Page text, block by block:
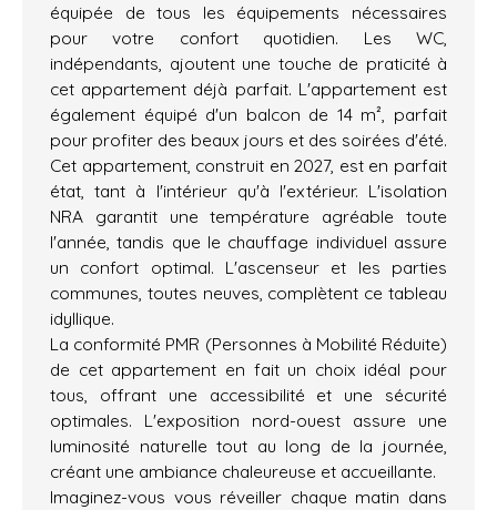
équipée de tous les équipements nécessaires
pour votre confort quotidien. Les WC,
indépendants, ajoutent une touche de praticité à
cet appartement déjà parfait. L'appartement est
également équipé d'un balcon de 14 m², parfait
pour profiter des beaux jours et des soirées d'été.
Cet appartement, construit en 2027, est en parfait
état, tant à l'intérieur qu'à l'extérieur. L'isolation
NRA garantit une température agréable toute
l'année, tandis que le chauffage individuel assure
un confort optimal. L'ascenseur et les parties
communes, toutes neuves, complètent ce tableau
idyllique.
La conformité PMR (Personnes à Mobilité Réduite)
de cet appartement en fait un choix idéal pour
tous, offrant une accessibilité et une sécurité
optimales. L'exposition nord-ouest assure une
luminosité naturelle tout au long de la journée,
créant une ambiance chaleureuse et accueillante.
Imaginez-vous vous réveiller chaque matin dans